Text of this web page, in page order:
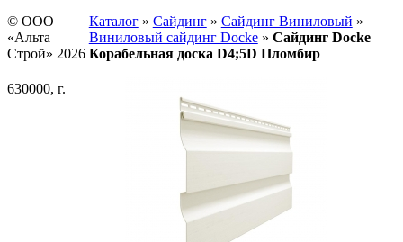
Каталог» Сайдинг» Сайдинг Виниловый »
Виниловый сайдинг Docke» Сайдинг Docke
Корабельная доска D4;5D Пломбир
© ООО
«Альта
Строй» 2026
630000, г.